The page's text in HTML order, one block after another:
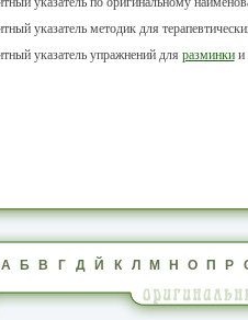
указатель методик для
указатель упражнений для разминкии
А Б В Г Д Й К Л М Н О П Р